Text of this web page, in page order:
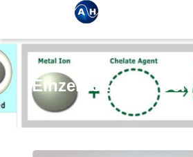
Einzelheiten Zu Den